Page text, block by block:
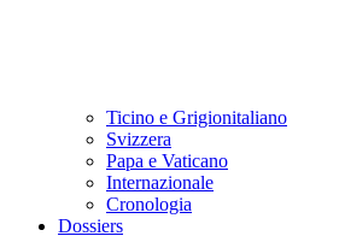
Ticino e Grigionitaliano
Svizzera
Papa e Vaticano
Internazionale
Cronologia
Dossiers